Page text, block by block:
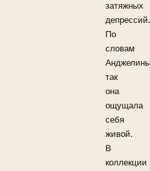
затяжных
депрессий.
По
словам
так
она
ощущала
себя
живой.
В
коллекции